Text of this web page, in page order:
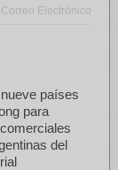
Correo Electrónico
países
para
del